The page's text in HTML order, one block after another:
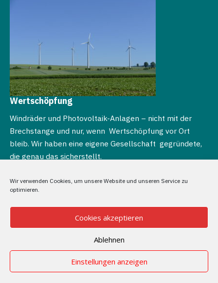
Wir verwenden Cookies, um unsere Website und unseren Service zu
optimieren.
Cookies akzeptieren
Ablehnen
Einstellungen anzeigen
Wertschöpfung
Windräder und Photovoltaik-Anlagen – nicht mit der
Brechstange und nur, wenn Wertschöpfung vor Ort
bleib. Wir haben eine eigene Gesellschaft gegründete,
die genau das sicherstellt.
Copyright © 2026 Bürgergemeinschaft Landkreis Göttingen |